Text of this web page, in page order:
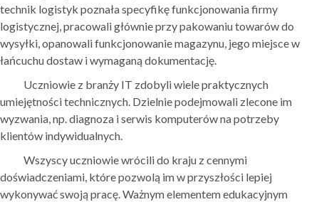
technik logistyk poznała specyfikę funkcjonowania firmy
logistycznej, pracowali głównie przy pakowaniu towarów do
wysyłki, opanowali funkcjonowanie magazynu, jego miejsce w
łańcuchu dostaw i wymaganą dokumentację.
Uczniowie z branży IT zdobyli wiele praktycznych
umiejętności technicznych. Dzielnie podejmowali zlecone im
wyzwania, np. diagnoza i serwis komputerów na potrzeby
klientów indywidualnych.
Wszyscy uczniowie wrócili do kraju z cennymi
doświadczeniami, które pozwolą im w przyszłości lepiej
wykonywać swoją pracę. Ważnym elementem edukacyjnym